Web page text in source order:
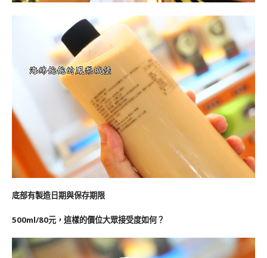
底部有製造日期與保存期限
500ml/80元，這樣的價位大眾接受度如何？